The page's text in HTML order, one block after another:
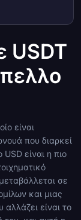
USDT
είναι
που διαρκεί
είναι η πιο
σε
και μιας
είναι το